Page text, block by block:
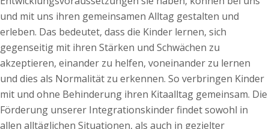
und mit uns ihren gemeinsamen Alltag gestalten und
erleben. Das bedeutet, dass die Kinder lernen, sich
gegenseitig mit ihren Stärken und Schwächen zu
akzeptieren, einander zu helfen, voneinander zu lernen
und dies als Normalität zu erkennen. So verbringen Kinder
mit und ohne Behinderung ihren Kitaalltag gemeinsam. Die
Förderung unserer Integrationskinder findet sowohl in
allen alltäglichen Situationen, als auch in gezielter